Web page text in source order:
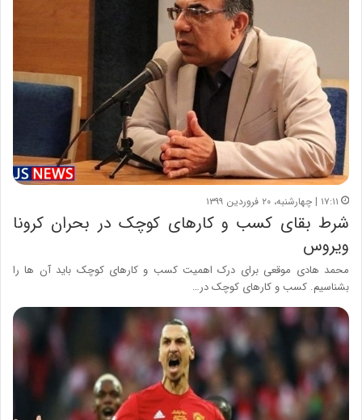
۱۷:۱۱ | چهارشنبه، ۲۰ فروردین ۱۳۹۹
شرط بقای کسب و کارهای کوچک در بحران کرونا
ویروس
محمد هادی موقعی برای درک اهمیت کسب و کارهای کوچک باید آن ها را
بشناسیم. کسب و کارهای کوچک در…